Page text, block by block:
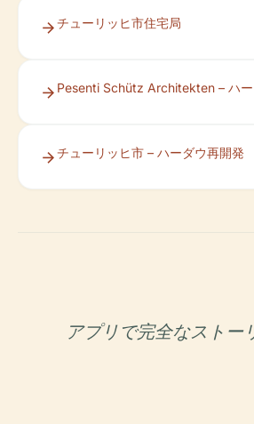
チューリッヒ市住宅局
Pesenti Schütz Architekten – ハー
チューリッヒ市 – ハーダウ再開発
アプリで完全なストー